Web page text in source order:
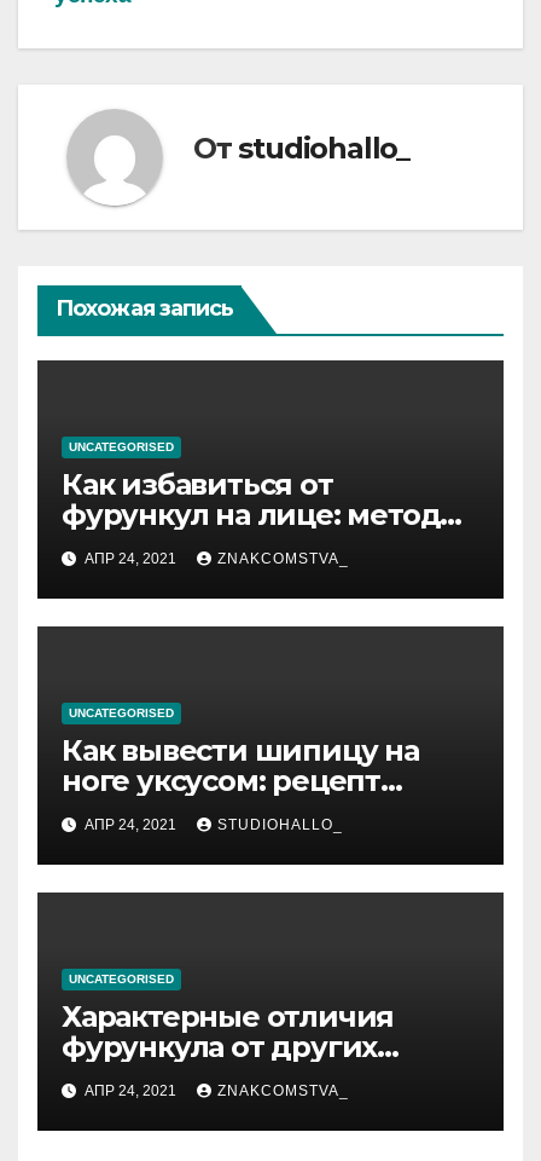
Отstudiohallo_
Похожая запись
UNCATEGORISED
Как избавиться от
фурункул на лице: методы
лечения
АПР 24, 2021 ZNAKCOMSTVA_
UNCATEGORISED
Как вывести шипицу на
ноге уксусом: рецепт
приготовления
компрессов и теста
АПР 24, 2021 STUDIOHALLO_
UNCATEGORISED
Характерные отличия
фурункула от других
заболеваний
АПР 24, 2021 ZNAKCOMSTVA_